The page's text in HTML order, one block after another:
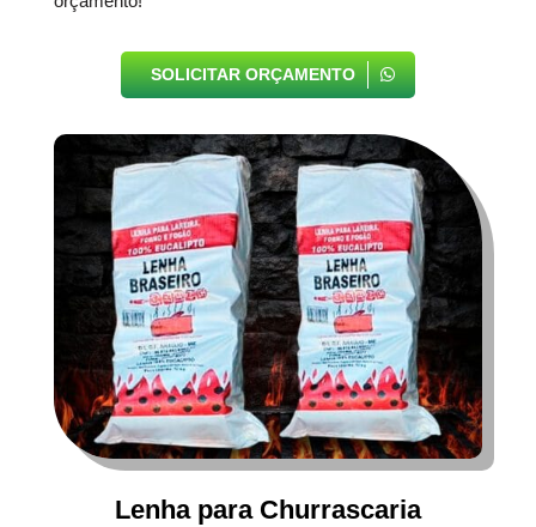
SOLICITAR ORÇAMENTO
Lenha para Churrascaria